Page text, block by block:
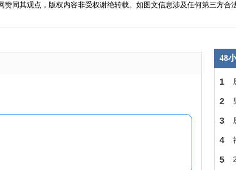
同其观点，版权内容非受权谢绝转载。如图文信息涉及任何第三方合
48
1
会2
3
4
5